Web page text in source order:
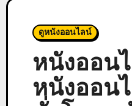
ดูหนังออนไลน์
หนังออน
หนังออน